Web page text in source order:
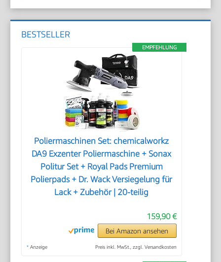
BESTSELLER
EMPFEHLUNG
Poliermaschinen Set: chemicalworkz
DA9 Exzenter Poliermaschine + Sonax
Politur Set + Royal Pads Premium
Polierpads + Dr. Wack Versiegelung für
Lack + Zubehör | 20-teilig
159,90 €
Bei Amazon ansehen
* Anzeige Preis inkl. MwSt., zzgl. Versandkosten